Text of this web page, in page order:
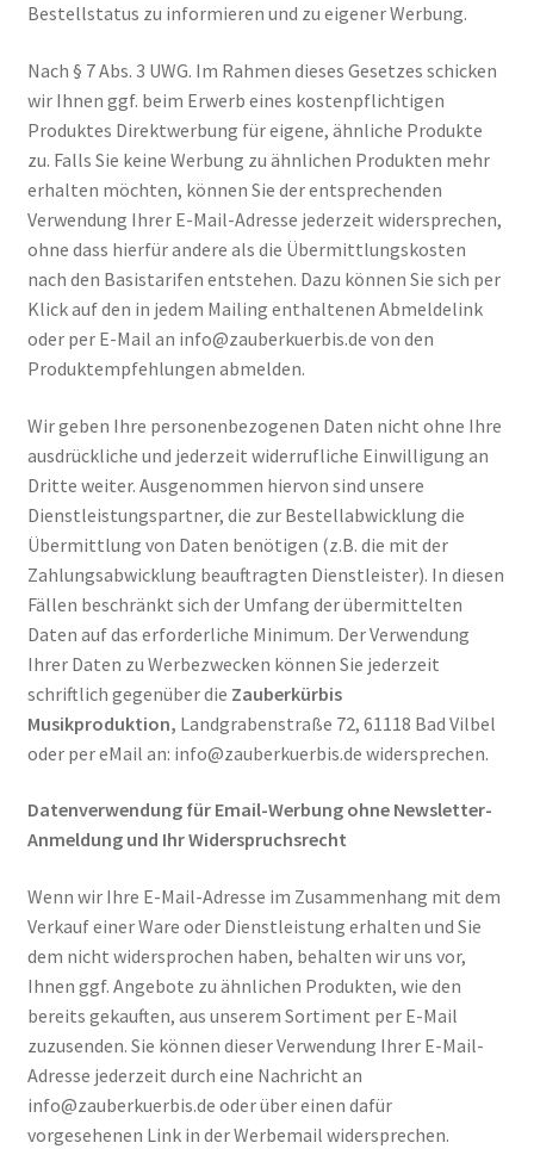
Bestellstatus zu informieren und zu eigener Werbung.
Nach § 7 Abs. 3 UWG. Im Rahmen dieses Gesetzes schicken
wir Ihnen ggf. beim Erwerb eines kostenpflichtigen
Produktes Direktwerbung für eigene, ähnliche Produkte
zu. Falls Sie keine Werbung zu ähnlichen Produkten mehr
erhalten möchten, können Sie der entsprechenden
Verwendung Ihrer E-Mail-Adresse jederzeit widersprechen,
ohne dass hierfür andere als die Übermittlungskosten
nach den Basistarifen entstehen. Dazu können Sie sich per
Klick auf den in jedem Mailing enthaltenen Abmeldelink
oder per E-Mail an info@zauberkuerbis.de von den
Produktempfehlungen abmelden.
Wir geben Ihre personenbezogenen Daten nicht ohne Ihre
ausdrückliche und jederzeit widerrufliche Einwilligung an
Dritte weiter. Ausgenommen hiervon sind unsere
Dienstleistungspartner, die zur Bestellabwicklung die
Übermittlung von Daten benötigen (z.B. die mit der
Zahlungsabwicklung beauftragten Dienstleister). In diesen
Fällen beschränkt sich der Umfang der übermittelten
Daten auf das erforderliche Minimum. Der Verwendung
Ihrer Daten zu Werbezwecken können Sie jederzeit
schriftlich gegenüber die Zauberkürbis
Musikproduktion, Landgrabenstraße 72, 61118 Bad Vilbel
oder per eMail an: info@zauberkuerbis.de widersprechen.
Datenverwendung für Email-Werbung ohne Newsletter-
Anmeldung und Ihr Widerspruchsrecht
Wenn wir Ihre E-Mail-Adresse im Zusammenhang mit dem
Verkauf einer Ware oder Dienstleistung erhalten und Sie
dem nicht widersprochen haben, behalten wir uns vor,
Ihnen ggf. Angebote zu ähnlichen Produkten, wie den
bereits gekauften, aus unserem Sortiment per E-Mail
zuzusenden. Sie können dieser Verwendung Ihrer E-Mail-
Adresse jederzeit durch eine Nachricht an
info@zauberkuerbis.de oder über einen dafür
vorgesehenen Link in der Werbemail widersprechen.